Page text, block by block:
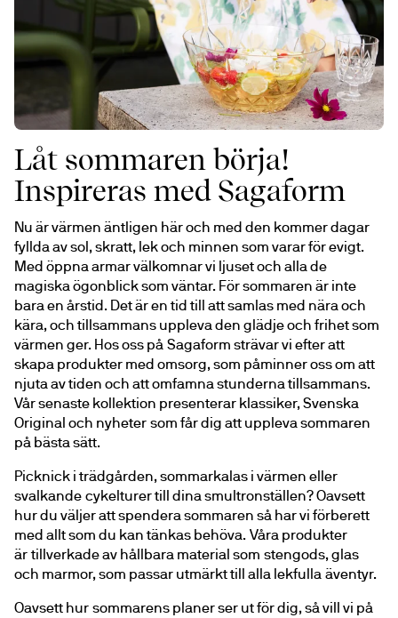
Låt sommaren börja!
Inspireras med Sagaform
Nu är värmen äntligen här och med den kommer dagar
fyllda av sol, skratt, lek och minnen som varar för evigt.
Med öppna armar välkomnar vi ljuset och alla de
magiska ögonblick som väntar. För sommaren är inte
bara en årstid. Det är en tid till att samlas med nära och
kära, och tillsammans uppleva den glädje och frihet som
värmen ger. Hos oss på Sagaform strävar vi efter att
skapa produkter med omsorg, som påminner oss om att
njuta av tiden och att omfamna stunderna tillsammans.
Vår senaste kollektion presenterar klassiker, Svenska
Original och nyheter som får dig att uppleva sommaren
på bästa sätt.
Picknick i trädgården, sommarkalas i värmen eller
svalkande cykelturer till dina smultronställen? Oavsett
hur du väljer att spendera sommaren så har vi förberett
med allt som du kan tänkas behöva. Våra produkter
är tillverkade av hållbara material som stengods, glas
och marmor, som passar utmärkt till alla lekfulla äventyr.
Oavsett hur sommarens planer ser ut för dig, så vill vi på